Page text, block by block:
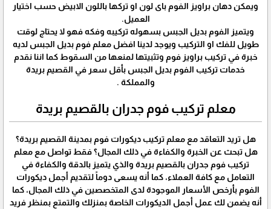
ويمكن دهان براويز الفوم باى لون او تركها باللون الابيض حسب اختيار
العميل.
ويتميز الفوم بديل الجبس بسهوله تركيبه وفكه فهو لا يحتاج لوقت
طويل للفك او التركيب ويوجد لدينا افضل معلم فوم بديل الجبس لديه
خبرة في تركيب براويز فوم وتثبيتها لمنعها من السقوط كما اننا نقدم
خدمات تركيب الفوم بديل الجبس بأقل سعر في القصيم بريدة
والمملكة .
معلم تركيب فوم جدران بالقصيم بريدة
هل تريد التعاقد مع معلم تركيب ديكورات فوم بمدينة القصيم بريدة؟
هل تبحث عن الخبرة والكفاءة في ذلك المجال؟ فقط تواصل مع معلم
تركيب فوم جدران بالقصيم بريدة والذي يتميز بالدقة والكفاءة في
التعامل مع كافة العملاء، كما أنه يسعى دوماً لتقديم أجمل ديكورات
الفوم بأرخص الأسعار الموجودة لدى المتخصصين في ذلك المجال، كما
أنه يضمن لك عمل أجمل الديكورات الخاصة بمنزلك والتمتع بمنظر فريد